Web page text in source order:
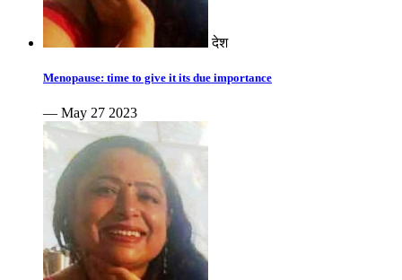
देश
Menopause: time to give it its due importance
— May 27 2023